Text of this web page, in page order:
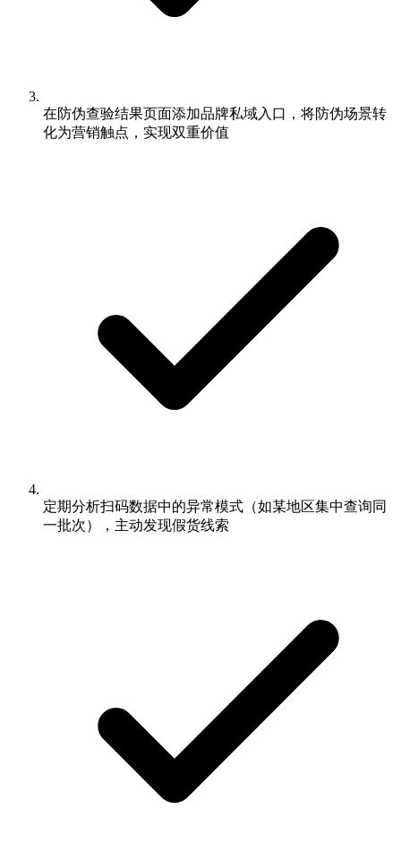
在防伪查验结果页面添加品牌私域入口，将防伪场景转
化为营销触点，实现双重价值
定期分析扫码数据中的异常模式（如某地区集中查询同
一批次），主动发现假货线索